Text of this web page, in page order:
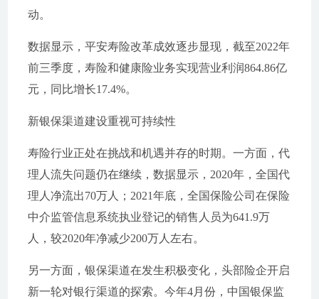
动。
数据显示，平安寿险改革成效逐步显现，截至2022年
前三季度，寿险和健康险业务实现营业利润864.86亿
元，同比增长17.4%。
新银保渠道建设重视可持续性
寿险行业正处在挑战和机遇并存的时期。一方面，代
理人流失问题仍在继续，数据显示，2020年，全国代
理人净流出70万人；2021年底，全国保险公司在保险
中介监管信息系统执业登记的销售人员为641.9万
人，较2020年净减少200万人左右。
另一方面，银保渠道在发生积极变化，头部险企开启
新一轮对银行渠道的探索。今年4月份，中国银保监